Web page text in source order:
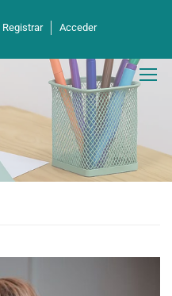
Registrar Acceder